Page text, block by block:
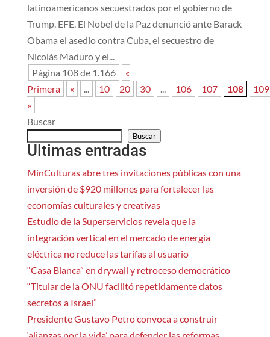
latinoamericanos secuestrados por el gobierno de
Trump. EFE. El Nobel de la Paz denunció ante Barack
Obama el asedio contra Cuba, el secuestro de
Nicolás Maduro y el...
Página 108 de 1.166
«
Primera
« ... 10 20 30 ... 106 107 108
109
»
Buscar
Buscar
Ultimas entradas
MinCulturas abre tres invitaciones públicas con una
inversión de $920 millones para fortalecer las
economías culturales y creativas
Estudio de la Superservicios revela que la
integración vertical en el mercado de energía
eléctrica no reduce las tarifas al usuario
“Casa Blanca” en drywall y retroceso democrático
“Titular de la ONU facilitó repetidamente datos
secretos a Israel”
Presidente Gustavo Petro convoca a construir